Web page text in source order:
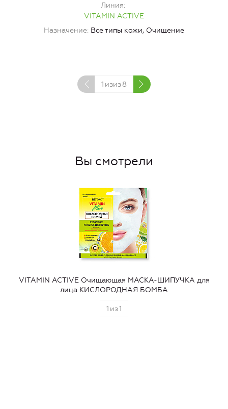
Линия
VITAMIN ACTIVE
Назначение Все типы кожи, Очищение
1 изиз8
Вы смотрели
VITAMIN ACTIVE Очищающая МАСКА-ШИПУЧКА для
лица КИСЛОРОДНАЯ БОМБА
1 из1